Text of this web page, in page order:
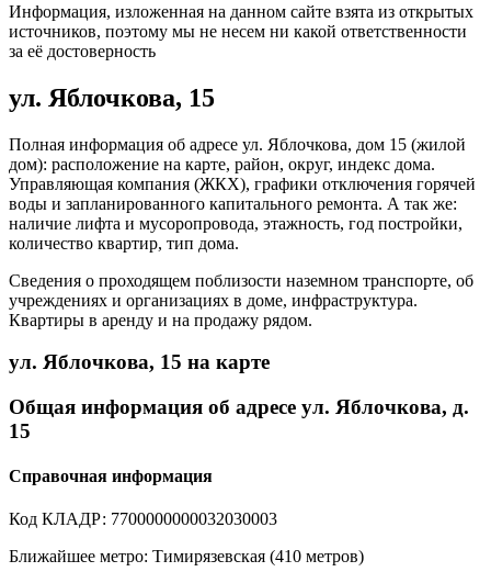
Информация, изложенная на данном сайте взята из открытых
источников, поэтому мы не несем ни какой ответственности
за её достоверность
ул. Яблочкова, 15
Полная информация об адресе ул. Яблочкова, дом 15 (жилой
дом): расположение на карте, район, округ, индекс дома.
Управляющая компания (ЖКХ), графики отключения горячей
воды и запланированного капитального ремонта. А так же:
наличие лифта и мусоропровода, этажность, год постройки,
количество квартир, тип дома.
Сведения о проходящем поблизости наземном транспорте, об
учреждениях и организациях в доме, инфраструктура.
Квартиры в аренду и на продажу рядом.
ул. Яблочкова, 15 на карте
Общая информация об адресе ул. Яблочкова, д.
15
Справочная информация
Код КЛАДР: 7700000000032030003
Ближайшее метро: Тимирязевская (410 метров)